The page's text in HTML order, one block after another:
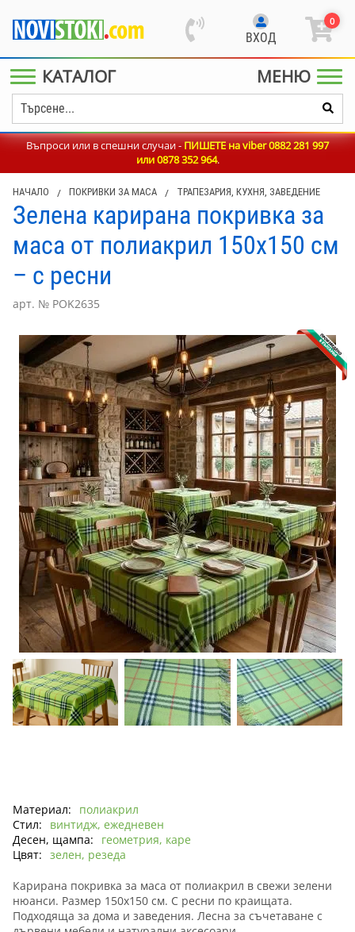
ВХОД
0
КАТАЛОГ МЕНЮ
Въпроси или в спешни случаи -ПИШЕТЕ на viber 0882 281 997
или0878 352 964.
НАЧАЛО / ПОКРИВКИ ЗА МАСА / ТРАПЕЗАРИЯ, КУХНЯ, ЗАВЕДЕНИЕ
Зелена карирана покривка за
маса от полиакрил 150x150 см
– с ресни
арт. № POK2635
Материал:
полиакрил
Стил:
винтидж, ежедневен
Десен, щампа:
геометрия, каре
Цвят: зелен, резеда
Карирана покривка за маса от полиакрил в свежи зелени
нюанси. Размер 150х150 см. С ресни по краищата.
Подходяща за дома и заведения. Лесна за съчетаване с